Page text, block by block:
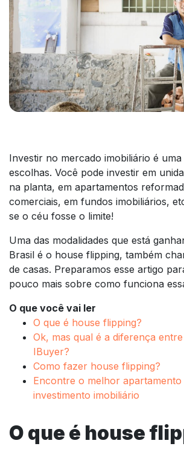
Investir no mercado imobiliário é uma
escolhas. Você pode investir em
na planta, em apartamentos
comerciais, em fundos imobiliários,
se o céu fosse o limite!
Uma das modalidades que está
Brasil é o house flipping, também
de casas. Preparamos esse artigo
pouco mais sobre como funciona
O que você vai ler
O que é house flipping?
Ok, mas qual é a diferença
IBuyer?
Como fazer house flipping?
Encontre o melhor apartamento
investimento imobiliário
O que é house